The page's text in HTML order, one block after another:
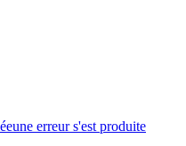
une erreur s'est produite